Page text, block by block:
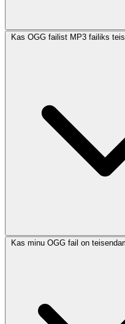
Kas OGG failist MP3 failiks
Kas minu OGG fail on